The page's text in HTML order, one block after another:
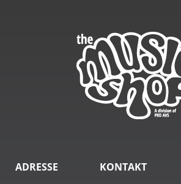
ADRESSE KONTAKT